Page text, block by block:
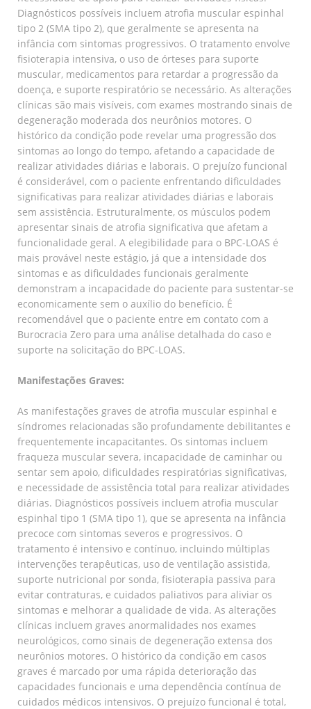
Diagnósticos possíveis incluem atrofia muscular espinhal
tipo 2 (SMA tipo 2), que geralmente se apresenta na
infância com sintomas progressivos. O tratamento envolve
fisioterapia intensiva, o uso de órteses para suporte
muscular, medicamentos para retardar a progressão da
doença, e suporte respiratório se necessário. As alterações
clínicas são mais visíveis, com exames mostrando sinais de
degeneração moderada dos neurônios motores. O
histórico da condição pode revelar uma progressão dos
sintomas ao longo do tempo, afetando a capacidade de
realizar atividades diárias e laborais. O prejuízo funcional
é considerável, com o paciente enfrentando dificuldades
significativas para realizar atividades diárias e laborais
sem assistência. Estruturalmente, os músculos podem
apresentar sinais de atrofia significativa que afetam a
funcionalidade geral. A elegibilidade para o BPC-LOAS é
mais provável neste estágio, já que a intensidade dos
sintomas e as dificuldades funcionais geralmente
demonstram a incapacidade do paciente para sustentar-se
economicamente sem o auxílio do benefício. É
recomendável que o paciente entre em contato com a
Burocracia Zero para uma análise detalhada do caso e
suporte na solicitação do BPC-LOAS.
Manifestações Graves:
As manifestações graves de atrofia muscular espinhal e
síndromes relacionadas são profundamente debilitantes e
frequentemente incapacitantes. Os sintomas incluem
fraqueza muscular severa, incapacidade de caminhar ou
sentar sem apoio, dificuldades respiratórias significativas,
e necessidade de assistência total para realizar atividades
diárias. Diagnósticos possíveis incluem atrofia muscular
espinhal tipo 1 (SMA tipo 1), que se apresenta na infância
precoce com sintomas severos e progressivos. O
tratamento é intensivo e contínuo, incluindo múltiplas
intervenções terapêuticas, uso de ventilação assistida,
suporte nutricional por sonda, fisioterapia passiva para
evitar contraturas, e cuidados paliativos para aliviar os
sintomas e melhorar a qualidade de vida. As alterações
clínicas incluem graves anormalidades nos exames
neurológicos, como sinais de degeneração extensa dos
neurônios motores. O histórico da condição em casos
graves é marcado por uma rápida deterioração das
capacidades funcionais e uma dependência contínua de
cuidados médicos intensivos. O prejuízo funcional é total,